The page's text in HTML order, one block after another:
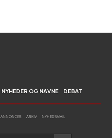
NYHEDER OG NAVNE DEBAT
ANNONCER ARKIV NYHEDSMAIL